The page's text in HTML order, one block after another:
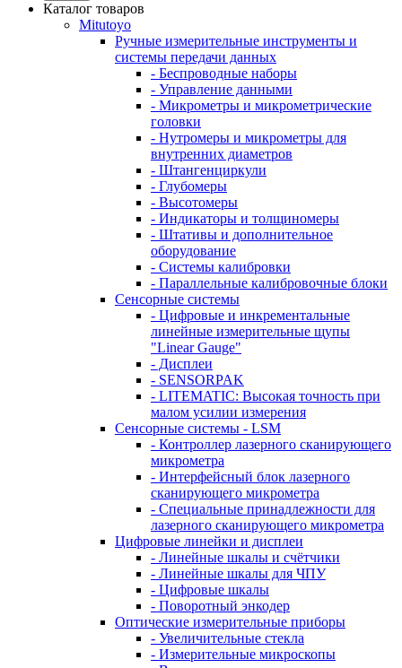
Каталог товаров
Mitutoyo
Ручные измерительные инструменты и
системы передачи данных
- Беспроводные наборы
- Управление данными
- Микрометры и микрометрические
головки
- Нутромеры и микрометры для
внутренних диаметров
- Штангенциркули
- Глубомеры
- Высотомеры
- Индикаторы и толщиномеры
- Штативы и дополнительное
оборудование
- Системы калибровки
- Параллельные калибровочные блоки
Сенсорные системы
- Цифровые и инкрементальные
линейные измерительные щупы
"Linear Gauge"
- Дисплеи
- SENSORPAK
- LITEMATIC: Высокая точность при
малом усилии измерения
Сенсорные системы - LSM
- Контроллер лазерного сканирующего
микрометра
- Интерфейсный блок лазерного
сканирующего микрометра
- Специальные принадлежности для
лазерного сканирующего микрометра
Цифровые линейки и дисплеи
- Линейные шкалы и счётчики
- Линейные шкалы для ЧПУ
- Цифровые шкалы
- Поворотный энкодер
Оптические измерительные приборы
- Увеличительные стекла
- Измерительные микроскопы